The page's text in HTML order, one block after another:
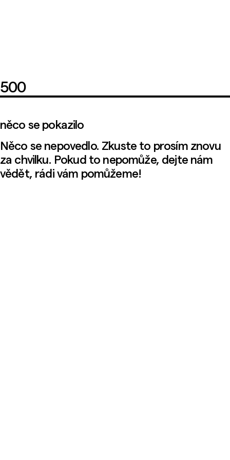
500
něco se pokazilo
Něco se nepovedlo. Zkuste to prosím znovu
za chvilku. Pokud to nepomůže, dejte nám
vědět, rádi vám pomůžeme!